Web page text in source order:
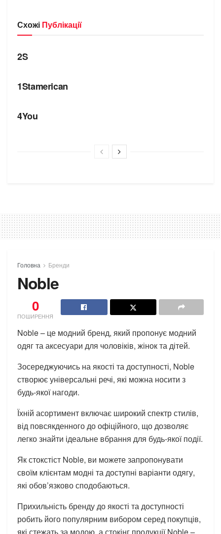
Схожі Публікації
БРЕНДИ
2S
1Stamerican
4You
Головна Бренди
Noble
0
ПОШИРЕННЯ
Noble – це модний бренд, який пропонує модний
одяг та аксесуари для чоловіків, жінок та дітей.
Зосереджуючись на якості та доступності, Noble
створює універсальні речі, які можна носити з
будь-якої нагоди.
Їхній асортимент включає широкий спектр стилів,
від повсякденного до офіційного, що дозволяє
легко знайти ідеальне вбрання для будь-якої події.
Як стокстіст Noble, ви можете запропонувати
своїм клієнтам модні та доступні варіанти одягу,
які обов’язково сподобаються.
Прихильність бренду до якості та доступності
робить його популярним вибором серед покупців,